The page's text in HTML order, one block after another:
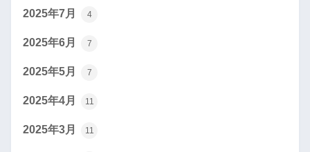
2025年7月 4
2025年6月 7
2025年5月 7
2025年4月 11
2025年3月 11